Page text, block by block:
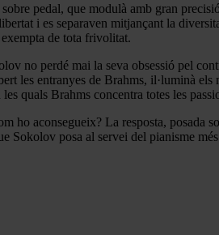
pedal, que modulà amb gran
i es separaven mitjançant la
de tota frivolitat.
no perdé mai la seva obsessió pel
les entranyes de Brahms, il·luminà els
quals Brahms concentra totes les
ho aconsegueix? La resposta, posada
Sokolov posa al servei del pianisme